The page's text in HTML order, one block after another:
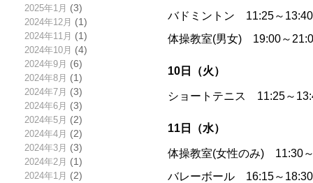
2025年1月 (3)
2024年12月 (1)
2024年11月 (1)
2024年10月 (4)
2024年9月 (6)
2024年8月 (1)
2024年7月 (3)
2024年6月 (3)
2024年5月 (2)
2024年4月 (2)
2024年3月 (3)
2024年2月 (1)
2024年1月 (2)
バドミントン 11:25～
体操教室(男女) 19:00～
10日（火）
ショートテニス 11:25～
11日（水）
体操教室(女性のみ) 11:30
バレーボール 16:15～